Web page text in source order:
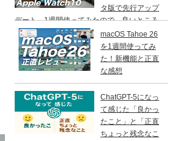
タ版で先行アップ
デート。1週間使ってみたので、良いところ
悪いところ、その感想をお伝えします。
macOS Tahoe 26
を1週間使ってみ
た！新機能と正直
な感想
ChatGPT-5になっ
て感じた「良かっ
たこと」と「正直
ちょっと残念なこ